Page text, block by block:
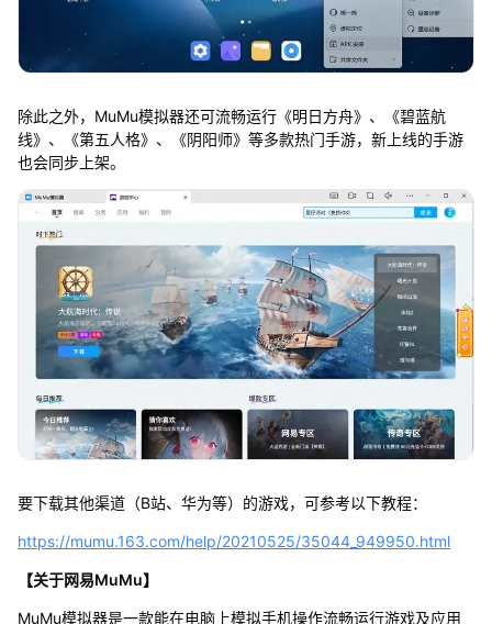
除此之外，MuMu模拟器还可流畅运行《明日方舟》、《碧蓝航
线》、《第五人格》、《阴阳师》等多款热门手游，新上线的手游
也会同步上架。
要下载其他渠道（B站、华为等）的游戏，可参考以下教程：
https://mumu.163.com/help/20210525/35044_949950.html
【关于网易MuMu】
MuMu模拟器是一款能在电脑上模拟手机操作流畅运行游戏及应用